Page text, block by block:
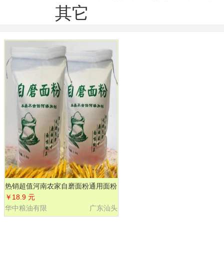
其它
热销超值河南农家自磨面粉通用面粉
小麦粉5斤批发包邮
￥18.9 元
广东汕头
华中粮油有限
公司